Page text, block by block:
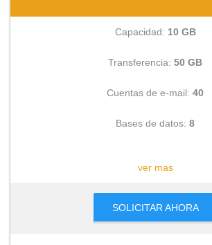
Capacidad: 10 GB
Transferencia: 50 GB
Cuentas de e-mail: 40
Bases de datos: 8
ver mas
SOLICITAR AHORA